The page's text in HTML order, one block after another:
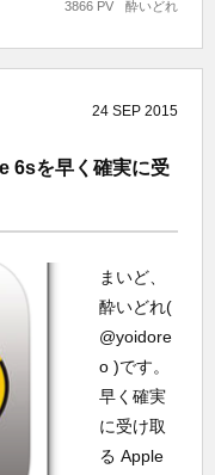
酔いどれ
3866 PV
24 SEP 2015
6sを早く確実に受
まいど、
酔いどれ(
@yoidore
o )です。
早く確実
に受け取
る Apple